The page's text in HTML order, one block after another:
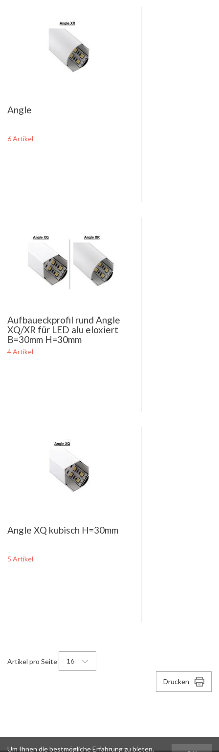
Angle
6 Artikel
Aufbaueckprofil rund Angle
XQ/XR für LED alu eloxiert
B=30mm H=30mm
4 Artikel
Angle XQ kubisch H=30mm
5 Artikel
Artikel pro Seite 16
Drucken
Um Ihnen die bestmögliche Erfahrung zu bieten,